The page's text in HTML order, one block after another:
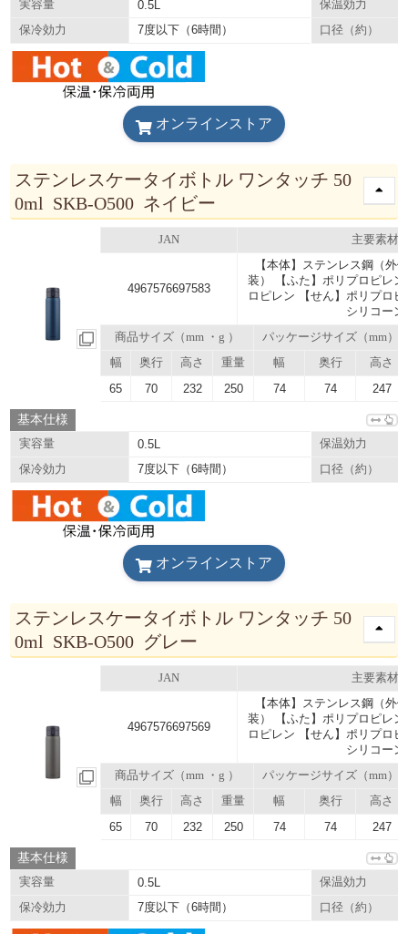
実容量 0.5L
保温効力
保冷効力
7度以下（6時間） 口径（約）
オンラインストア
ステンレスケータイボトル ワンタッチ 50
0ml SKB-O500 ネイビー
JAN 主要素材
4967576697583
【本体】ステンレス鋼（外
装） 【ふた】ポリプロピレ
ロピレン 【せん】ポリプロ
シリコーン
商品サイズ（mm ・g ）
パッケージサイズ（mm）
幅
奥行 高さ 重量 幅 奥行 高さ
65 70 232 250 74 74 247
基本仕様
実容量 0.5L
保温効力
保冷効力
7度以下（6時間） 口径（約）
オンラインストア
ステンレスケータイボトル ワンタッチ 50
0ml SKB-O500 グレー
JAN 主要素材
4967576697569
【本体】ステンレス鋼（外
装） 【ふた】ポリプロピレ
ロピレン 【せん】ポリプロ
シリコーン
商品サイズ（mm ・g ）
パッケージサイズ（mm）
幅
奥行 高さ 重量 幅 奥行 高さ
65 70 232 250 74 74 247
基本仕様
実容量 0.5L
保温効力
保冷効力
7度以下（6時間） 口径（約）